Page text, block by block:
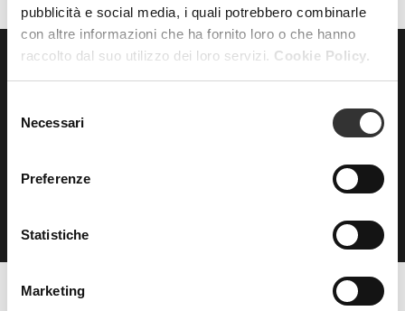
pubblicità e social media, i quali potrebbero combinarle
con altre informazioni che ha fornito loro o che hanno
raccolto dal suo utilizzo dei loro servizi. Cookie Policy.
delNecessari
Preferenze
Statistiche
Marketing
NEWSLETTER